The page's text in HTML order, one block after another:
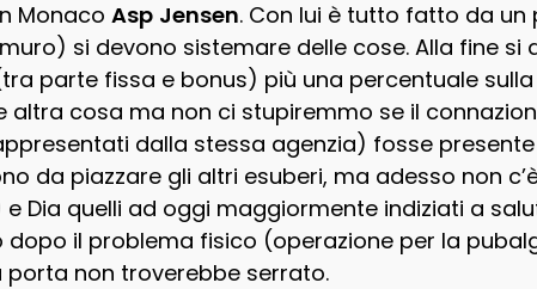
Monaco Asp Jensen. Con lui è tutto fatto da un
si devono sistemare delle cose. Alla fine si
parte fissa e bonus) più una percentuale
altra cosa ma non ci stupiremmo se il
dalla stessa agenzia) fosse presente
da piazzare gli altri esuberi, ma adesso non
e Dia quelli ad oggi maggiormente indiziati a
dopo il problema fisico (operazione per la
porta non troverebbe serrato.